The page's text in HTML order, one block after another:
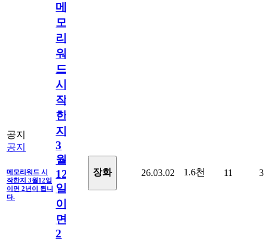
공지
공지
메모리워드 시
작한지 3월12일
이면 2년이 됩니
다.
메
모
리
워
드
시
작
한
지
3
월
12
일
이
면
2
장화 26.03.02 1.6천 11 3